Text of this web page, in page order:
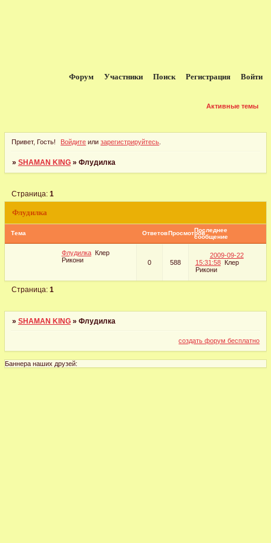
Форум Участники Поиск Регистрация Войти
Активные темы
Привет, Гость! Войдите илизарегистрируйтесь
» SHAMAN KING » Флудилка
Флудилка
Страница: 1
Тема ОтветовПросмотровПоследнее
сообщение
Флудилка Клер
Рикони
0 588
2009-09-22
15:31:58 Клер
Рикони
Страница: 1
» SHAMAN KING » Флудилка
создать форум бесплатно
Баннера наших друзей: